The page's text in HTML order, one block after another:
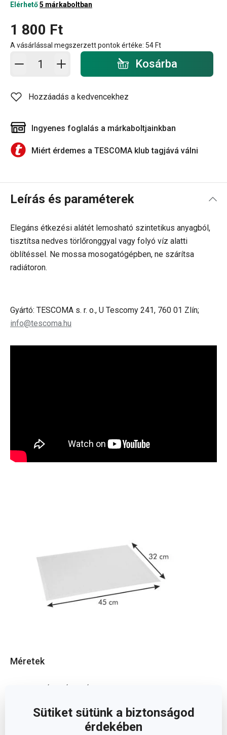
Sütiket sütünk a biztonságod
érdekében
Elérhető5 márkaboltban
1 800 Ft
A vásárlással megszerzett pontok értéke: 54 Ft
Kosárba - mennyiség Kosárba
Hozzáadás a kedvencekhez
Ingyenes foglalás a márkaboltjainkban
Miért érdemes a TESCOMA klub tagjává válni
Leírás és paraméterek
Elegáns étkezési alátét lemosható szintetikus anyagból,
tisztítsa nedves törlőronggyal vagy folyó víz alatti
öblítéssel. Ne mossa mosogatógépben, ne szárítsa
radiátoron.
Gyártó: TESCOMA s. r. o., U Tescomy 241, 760 01 Zlín;
info@tescoma.hu
Méretek
A TERMÉK HOSSZA (CM)